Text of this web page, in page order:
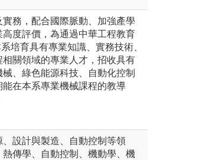
務，配合國際脈動、加強產學
度評價，為通過中華工程教育
培育具有專業知識、實務技術、
關領域的專業人才，招收具有
、綠色能源科技、自動化控制
在本系專業機械課程的教導
設計與製造、自動控制等領
傳學、自動控制、機動學、機